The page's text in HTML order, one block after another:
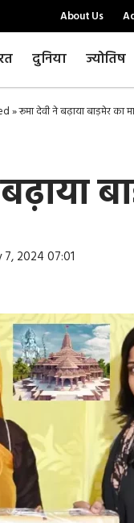
About Us
दुनिया ज्योतिष
»रूमा देवी ने बढ़ाया बाड़मेर का
2024 07:01